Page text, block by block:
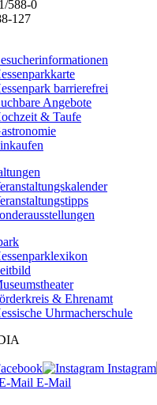
588-0
127
barrierefrei
Angebote
& Taufe
& Ehrenamt
Uhrmacherschule
Instagram
E-Mail